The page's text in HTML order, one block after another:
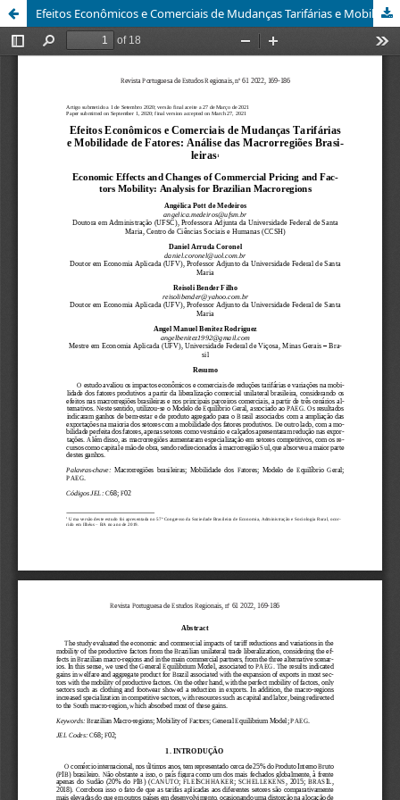
Efeitos Econômicos e Comerciais de Mudanças Tarifárias e Mobilidade de Fatores: Análise das Macrorregiões Brasileiras